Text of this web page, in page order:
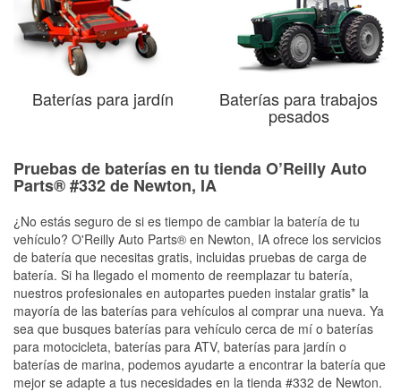
Baterías para jardín Baterías para trabajos
pesados
Pruebas de baterías en tu tienda O’Reilly Auto
Parts® #332 de Newton, IA
¿No estás seguro de si es tiempo de cambiar la batería de tu
vehículo? O'Reilly Auto Parts® en Newton, IA ofrece los servicios
de batería que necesitas gratis, incluidas pruebas de carga de
batería. Si ha llegado el momento de reemplazar tu batería,
nuestros profesionales en autopartes pueden instalar gratis* la
mayoría de las baterías para vehículos al comprar una nueva. Ya
sea que busques baterías para vehículo cerca de mí o baterías
para motocicleta, baterías para ATV, baterías para jardín o
baterías de marina, podemos ayudarte a encontrar la batería que
mejor se adapte a tus necesidades en la tienda #332 de Newton.